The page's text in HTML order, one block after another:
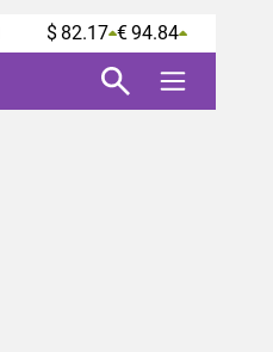
$ 82.17 € 94.84